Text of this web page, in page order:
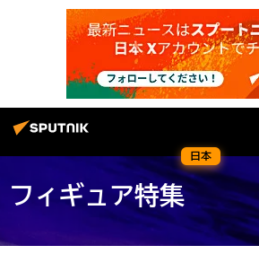
日本
フィギュア特集